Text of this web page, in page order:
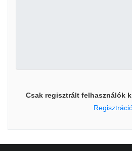
Csak regisztrált felhasználók